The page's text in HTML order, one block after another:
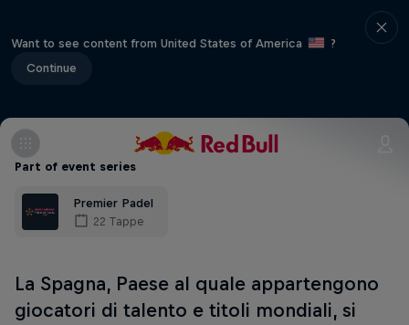
Want to see content from United States of America
?
Continue
Part of event series
Premier Padel
22 Tappe
La Spagna, Paese al quale appartengono
giocatori di talento e titoli mondiali, si